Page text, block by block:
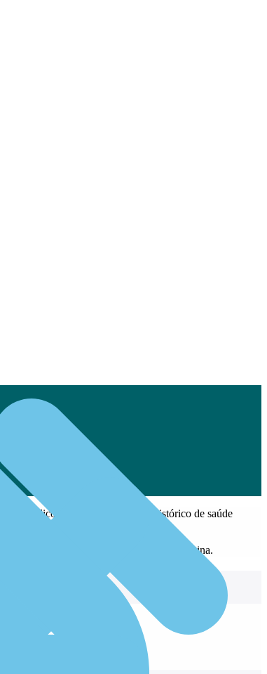
médicos, além de manter seu histórico de saúde
a data que melhor se encaixa à sua rotina.